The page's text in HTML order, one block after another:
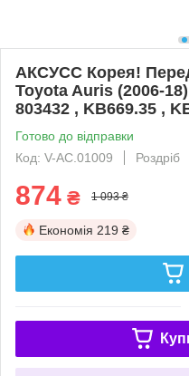
АКСУСС Корея!
Toyota Auris (2006-
803432 , KB669.35 ,
Готово до відправки
Код: V-AC.01009
Роздріб
874 ₴ 1 093 ₴
Економія 219 ₴